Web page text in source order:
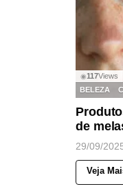
◉117Views
BELEZA
de
29/09/
Veja